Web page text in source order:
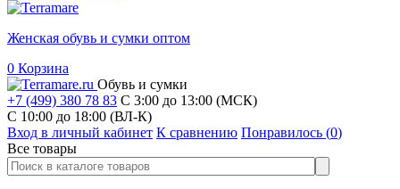
Женская обувь и сумки оптом
0 Корзина
Обувь и сумки
+7 (499) 380 78 83 С 3:00 до 13:00 (МСК)
C 10:00 до 18:00 (ВЛ-К)
Вход в личный кабинет К сравнению Понравилось (0)
Все товары